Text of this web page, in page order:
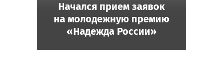
Начался прием заявок
на молодежную премию
«Надежда России»